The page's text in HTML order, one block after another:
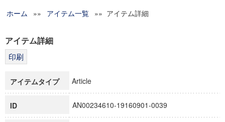
グローバルリサーチインスティテュート
科学研究費補助金研究成果報告書
博士課程教育リーディングプログラム「超成熟社会発展のサ
ホーム »» アイテム一覧 »» アイテム詳細
アイテム詳細
アイテムタイプ Article
ID AN00234610-19160901-0039